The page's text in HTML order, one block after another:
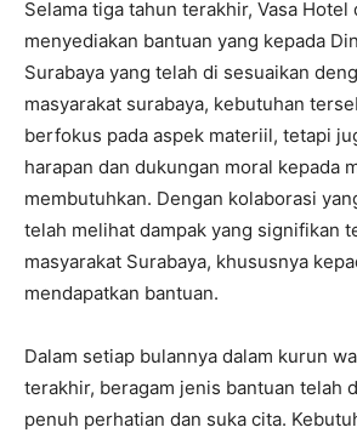
Selama tiga tahun terakhir, Vasa
menyediakan bantuan yang kepada
Surabaya yang telah di sesuaikan
masyarakat surabaya, kebutuhan
berfokus pada aspek materiil, tetapi
harapan dan dukungan moral kepada
membutuhkan. Dengan kolaborasi
telah melihat dampak yang signifikan
masyarakat Surabaya, khususnya
mendapatkan bantuan.
Dalam setiap bulannya dalam kurun
terakhir, beragam jenis bantuan telah
penuh perhatian dan suka cita.